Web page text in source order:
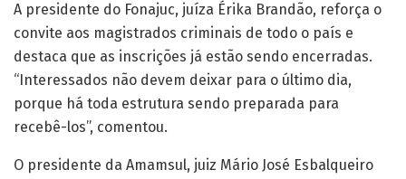
A presidente do Fonajuc, juíza Érika Brandão, reforça o
convite aos magistrados criminais de todo o país e
destaca que as inscrições já estão sendo encerradas.
“Interessados não devem deixar para o último dia,
porque há toda estrutura sendo preparada para
recebê-los”, comentou.
O presidente da Amamsul, juiz Mário José Esbalqueiro